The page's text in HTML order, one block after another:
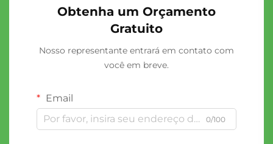
Obtenha um Orçamento
Gratuito
Nosso representante entrará em contato com
você em breve.
Email
0/100